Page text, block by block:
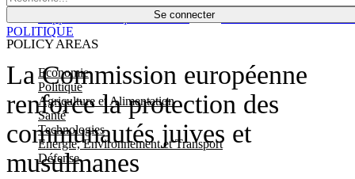
Se connecter
POLICY AREAS
Economie
Politique
Agriculture et Alimentation
Santé
Technologies
Energie, Environnement et Transport
Défense
Économie
La Commission européenne
renforce la protection des
communautés juives et
musulmanes
POLITIQUE